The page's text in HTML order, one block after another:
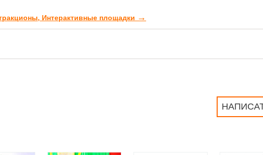
Интерактивные площадки →